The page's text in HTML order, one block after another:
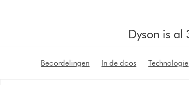
Dyson is al
Beoordelingen In de doos Technologie